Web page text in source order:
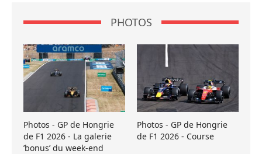
PHOTOS
Photos - GP de Hongrie
de F1 2026 - La galerie
’bonus’ du week-end
Photos - GP de Hongrie
de F1 2026 - Course